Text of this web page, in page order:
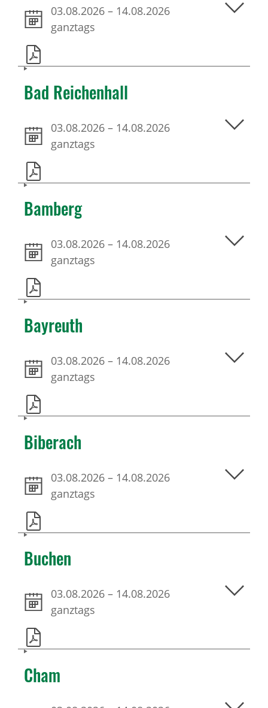
03.08.2026 – 14.08.2026
ganztags
Bad Reichenhall
03.08.2026 – 14.08.2026
ganztags
Bamberg
03.08.2026 – 14.08.2026
ganztags
Bayreuth
03.08.2026 – 14.08.2026
ganztags
Biberach
03.08.2026 – 14.08.2026
ganztags
Buchen
03.08.2026 – 14.08.2026
ganztags
Cham